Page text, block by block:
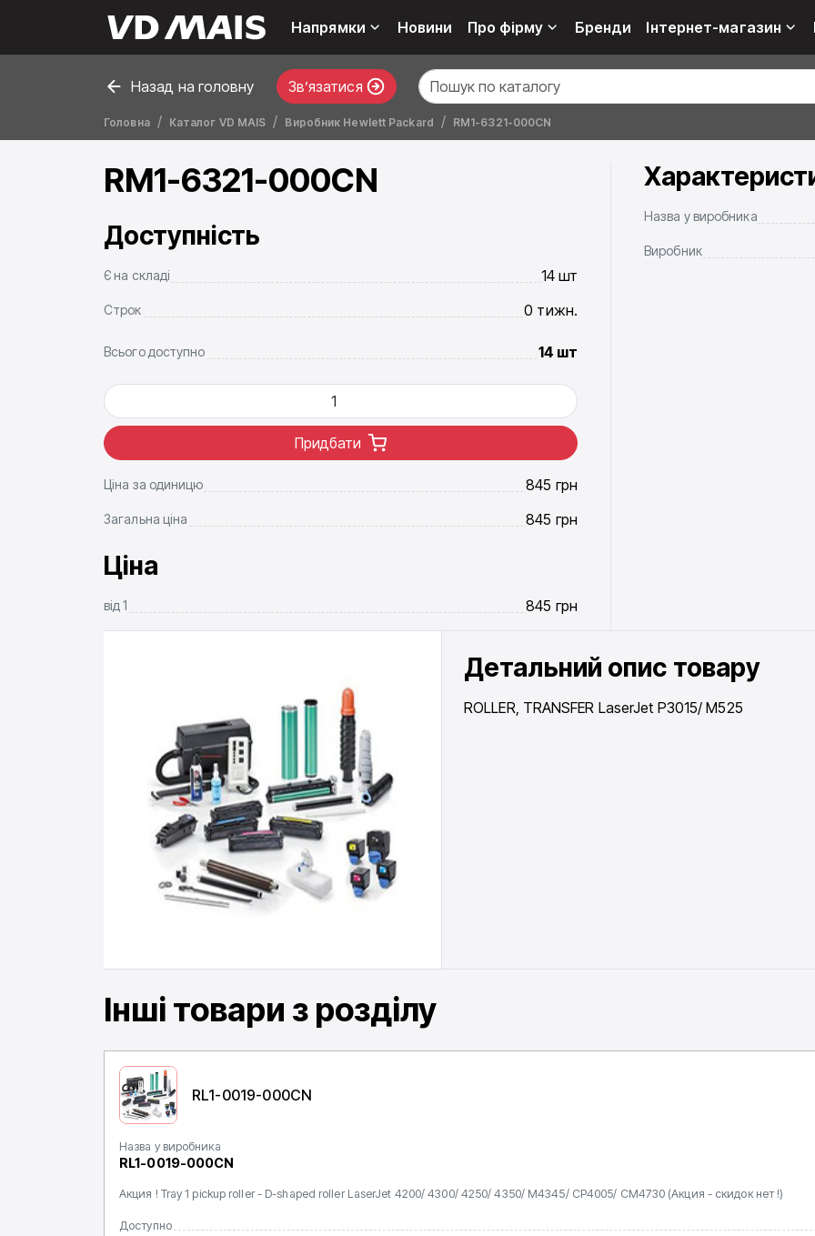
Напрямки Новини Про фірму Бренди Інтернет-магазин
Назад на головну Звʼязатися
Головна Каталог VD MAIS Виробник Hewlett Packard RM1-6321-000CN
RM1-6321-000CN
Доступність
Є на складі 14 шт
Строк 0 тижн.
Всього доступно 14 шт
Придбати
Ціна за одиницю 845 грн
Загальна ціна 845 грн
Ціна
від1 845 грн
Назва у виробника
Виробник
Детальний опис товару
ROLLER, TRANSFER LaserJet P3015/ M525
Інші товари з розділу
RL1-0019-000CN
Назва у виробника
RL1-0019-000CN
Акция ! Tray 1 pickup roller - D-shaped roller LaserJet 4200/ 4300/ 4250/ 4350/ M4345/ CP4005/ CM4730 (Акция - скидок нет !)
Доступно